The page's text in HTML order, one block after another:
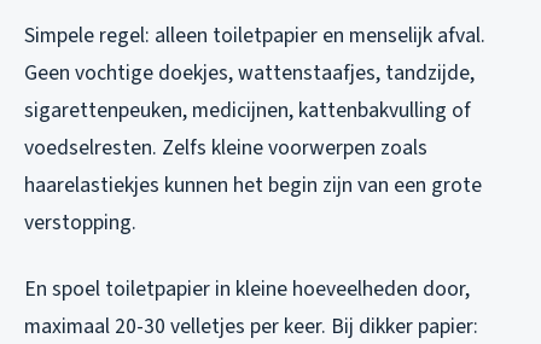
Simpele regel: alleen toiletpapier en menselijk afval.
Geen vochtige doekjes, wattenstaafjes, tandzijde,
sigarettenpeuken, medicijnen, kattenbakvulling of
voedselresten. Zelfs kleine voorwerpen zoals
haarelastiekjes kunnen het begin zijn van een grote
verstopping.
En spoel toiletpapier in kleine hoeveelheden door,
maximaal 20-30 velletjes per keer. Bij dikker papier: